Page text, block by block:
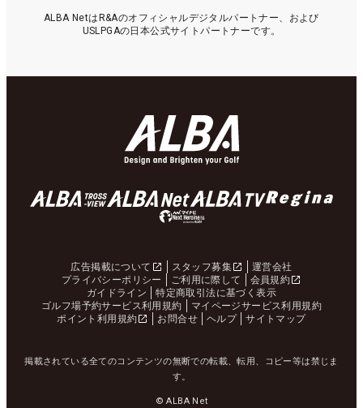
ALBA NetはR&Aのオフィシャルデジタルパートナー、および
USLPGAの日本公式サイトパートナーです。
広告掲載について スタッフ募集
運営会社
プライバシーポリシー
ご利用に際して
会員規約
ガイドライン
特定商取引法に基づく表示
ゴルフ場予約サービス利用規約
マイページサービス利用規約
ポイント利用規約
お問合せ ヘルプ サイトマップ
掲載されている全てのコンテンツの無断での転載、転用、コピー等は禁じま
す。
© ALBA Net